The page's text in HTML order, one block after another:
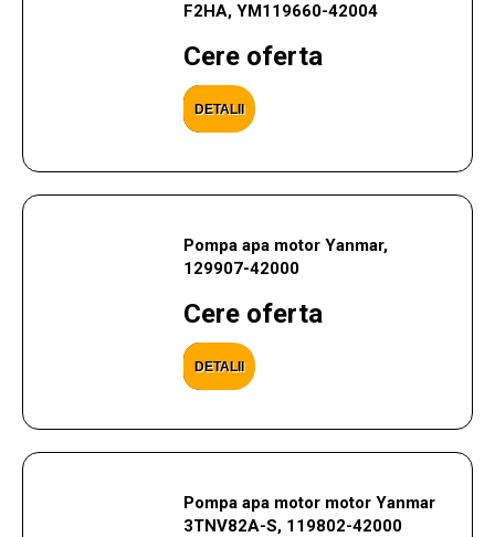
F2HA, YM119660-42004
Cere oferta
DETALII
Pompa apa motor Yanmar,
129907-42000
Cere oferta
DETALII
Pompa apa motor motor Yanmar
3TNV82A-S, 119802-42000